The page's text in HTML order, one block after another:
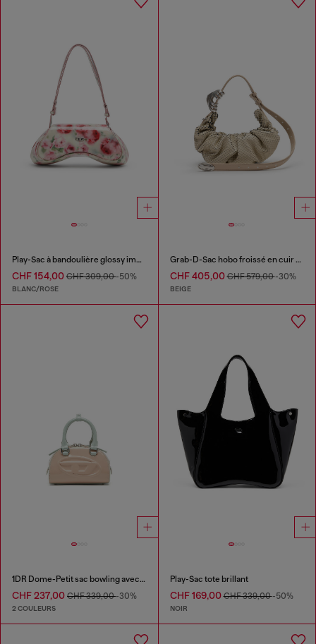
Play-Sac à bandoulière glossy imprimé
CHF 154,00 CHF 309,00-50%
BLANC/ROSE
Grab-D-Sac hobo froissé en cuir effet serpent
CHF 405,00CHF 579,00-30%
BEIGE
1DR Dome-Petit sac bowling avec effet naplak
CHF 237,00 CHF 339,00-30%
2 COULEURS
Play-Sac tote brillant
CHF 169,00CHF 339,00-50%
NOIR